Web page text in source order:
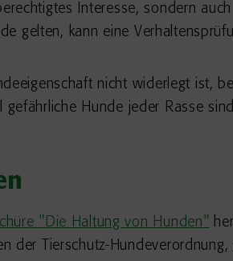
Interesse, sondern
gelten, kann eine
nicht widerlegt ist,
Hunde jeder Rasse
"Die Haltung von Hunden"
der Tierschutz-